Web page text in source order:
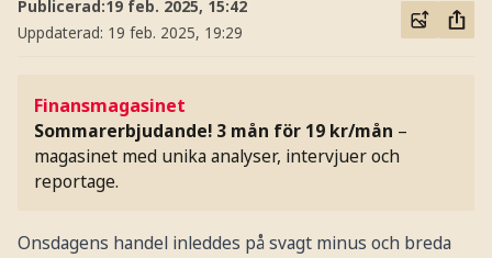
Publicerad:19 feb. 2025, 15:42
Uppdaterad: 19 feb. 2025, 19:29
Finansmagasinet
Sommarerbjudande! 3 mån för 19 kr/mån –
magasinet med unika analyser, intervjuer och
reportage.
Onsdagens handel inleddes på svagt minus och breda